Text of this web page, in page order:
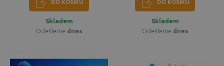
DO KOŠÍKU
Skladem
Odešleme dnes
DO KOŠÍKU
Skladem
Odešleme dnes